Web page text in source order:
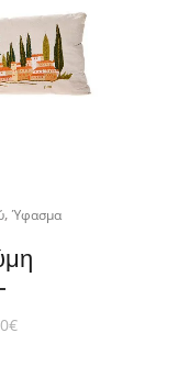
, Ύφασμα
€